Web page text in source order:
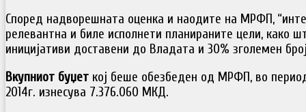
Според надворешната оценка и наодите на МРФП,
релевантна и биле исполнети планираните цели, како
иницијативи доставени до Владата и 30% зголемен
Вкупниот буџет кој беше обезбеден од МРФП, во
2014г. изнесува 7.376.060 МКД.